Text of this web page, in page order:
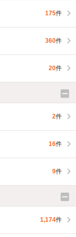
175件
360件
20件
2件
16件
9件
1,174件